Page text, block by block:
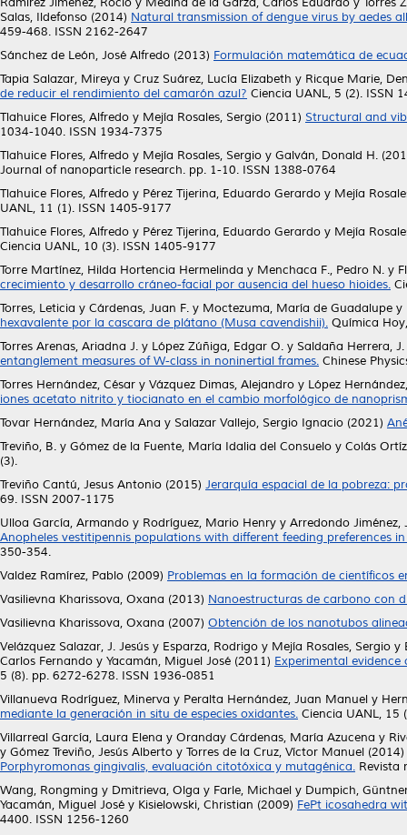
Salas, Ildefonso (2014) Natural transmission of dengue virus by aedes
459-468. ISSN 2162-2647
Sánchez de León, José Alfredo (2013) Formulación matemática de
Tapia Salazar, Mireya y Cruz Suárez, Lucía Elizabeth y Ricque Marie,
de reducir el rendimiento del camarón azul? Ciencia UANL, 5 (2). ISSN
Tlahuice Flores, Alfredo y Mejía Rosales, Sergio (2011) Structural and
1034-1040. ISSN 1934-7375
Tlahuice Flores, Alfredo y Mejía Rosales, Sergio y Galván, Donald H.
Journal of nanoparticle research. pp. 1-10. ISSN 1388-0764
Tlahuice Flores, Alfredo y Pérez Tijerina, Eduardo Gerardo y Mejía
UANL, 11 (1). ISSN 1405-9177
Tlahuice Flores, Alfredo y Pérez Tijerina, Eduardo Gerardo y Mejía
Ciencia UANL, 10 (3). ISSN 1405-9177
Torre Martínez, Hilda Hortencia Hermelinda y Menchaca F., Pedro N. y
crecimiento y desarrollo cráneo-facial por ausencia del hueso hioides.
Torres, Leticia y Cárdenas, Juan F. y Moctezuma, María de Guadalupe y
hexavalente por la cascara de plátano (Musa cavendishii). Química
Torres Arenas, Ariadna J. y López Zúñiga, Edgar O. y Saldaña Herrera,
entanglement measures of W-class in noninertial frames. Chinese
Torres Hernández, César y Vázquez Dimas, Alejandro y López
iones acetato nitrito y tiocianato en el cambio morfológico de
Tovar Hernández, María Ana y Salazar Vallejo, Sergio Ignacio (2021)
Treviño, B. y Gómez de la Fuente, María Idalia del Consuelo y Colás
(3).
Treviño Cantú, Jesus Antonio (2015) Jerarquía espacial de la pobreza:
69. ISSN 2007-1175
Ulloa García, Armando y Rodríguez, Mario Henry y Arredondo Jiménez,
Anopheles vestitipennis populations with different feeding preferences
350-354.
Valdez Ramírez, Pablo (2009) Problemas en la formación de científicos
Vasilievna Kharissova, Oxana (2013) Nanoestructuras de carbono con
Vasilievna Kharissova, Oxana (2007) Obtención de los nanotubos
Velázquez Salazar, J. Jesús y Esparza, Rodrigo y Mejía Rosales, Sergio y
Carlos Fernando y Yacamán, Miguel José (2011) Experimental
5 (8). pp. 6272-6278. ISSN 1936-0851
Villanueva Rodríguez, Minerva y Peralta Hernández, Juan Manuel y
mediante la generación in situ de especies oxidantes. Ciencia UANL, 15
Villarreal García, Laura Elena y Oranday Cárdenas, María Azucena y
y Gómez Treviño, Jesús Alberto y Torres de la Cruz, Víctor Manuel (2014)
Porphyromonas gingivalis, evaluación citotóxica y mutagénica. Revista
Wang, Rongming y Dmitrieva, Olga y Farle, Michael y Dumpich,
Yacamán, Miguel José y Kisielowski, Christian (2009) FePt icosahedra
4400. ISSN 1256-1260